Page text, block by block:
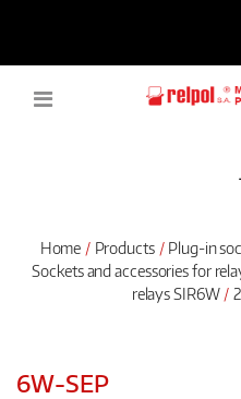
Home Products
Plug-in
Sockets and accessories for
relays SIR6W
6W-SEP